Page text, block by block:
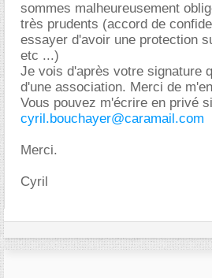
sommes malheureusement
très prudents (accord de
essayer d'avoir une protection
etc ...)
Je vois d'après votre signature
d'une association. Merci de
Vous pouvez m'écrire en privé
cyril.bouchayer@caramail.com
Merci.
Cyril